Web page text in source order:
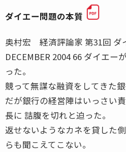
ダイエー問題の本質
奥村宏 経済評論家 第31回 ダ
DECEMBER 2004 66 ダイエー
った。
競って無謀な融資をしてきた銀
だが銀行の経営陣はいっさい
長に 詰腹を切れと迫った。
返せないようなカネを貸した
らも聞こえてこない。